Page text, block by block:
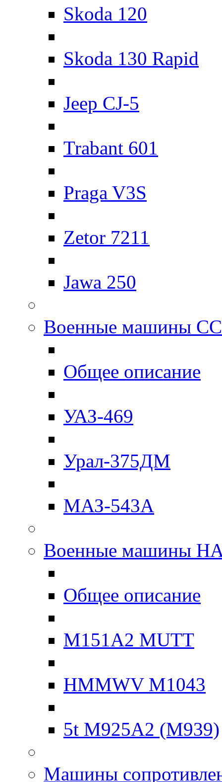
Skoda 120
Skoda 130 Rapid
Jeep CJ-5
Trabant 601
Praga V3S
Zetor 7211
Jawa 250
Военные машины
Общее описание
УАЗ-469
Урал-375ДМ
МАЗ-543А
Военные машины
Общее описание
M151A2 MUTT
HMMWV M1043
5t M925A2 (M939)
Машины